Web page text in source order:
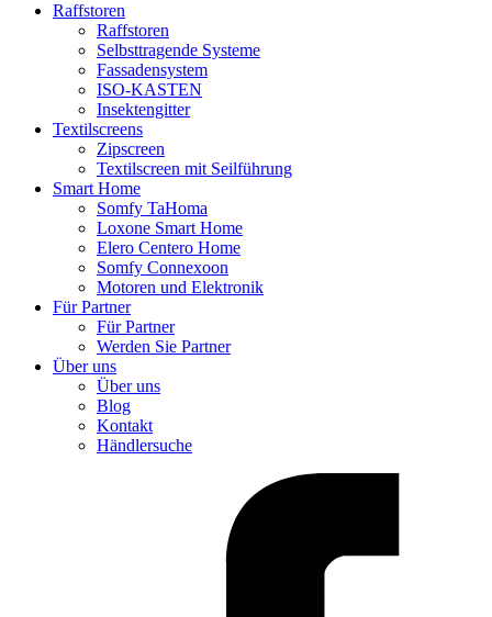
Raffstoren
Raffstoren
Selbsttragende Systeme
Fassadensystem
ISO-KASTEN
Insektengitter
Textilscreens
Zipscreen
Textilscreen mit Seilführung
Smart Home
Somfy TaHoma
Loxone Smart Home
Elero Centero Home
Somfy Connexoon
Motoren und Elektronik
Für Partner
Für Partner
Werden Sie Partner
Über uns
Über uns
Blog
Kontakt
Händlersuche